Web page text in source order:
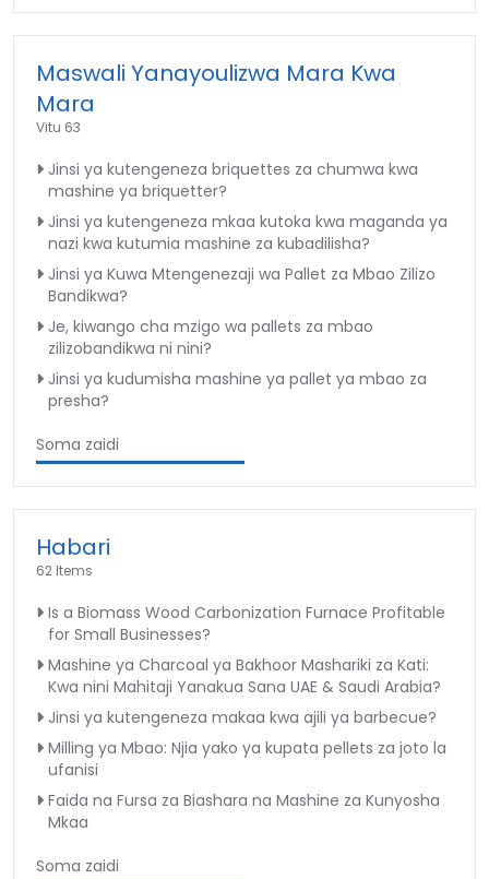
Maswali Yanayoulizwa Mara Kwa
Mara
Vitu 63
Jinsi ya kutengeneza briquettes za chumwa kwa
mashine ya briquetter?
Jinsi ya kutengeneza mkaa kutoka kwa maganda ya
nazi kwa kutumia mashine za kubadilisha?
Jinsi ya Kuwa Mtengenezaji wa Pallet za Mbao Zilizo
Bandikwa?
Je, kiwango cha mzigo wa pallets za mbao
zilizobandikwa ni nini?
Jinsi ya kudumisha mashine ya pallet ya mbao za
presha?
Soma zaidi
Habari
62 Items
Is a Biomass Wood Carbonization Furnace Profitable
for Small Businesses?
Mashine ya Charcoal ya Bakhoor Mashariki za Kati:
Kwa nini Mahitaji Yanakua Sana UAE & Saudi Arabia?
Jinsi ya kutengeneza makaa kwa ajili ya barbecue?
Milling ya Mbao: Njia yako ya kupata pellets za joto la
ufanisi
Faida na Fursa za Biashara na Mashine za Kunyosha
Mkaa
Soma zaidi